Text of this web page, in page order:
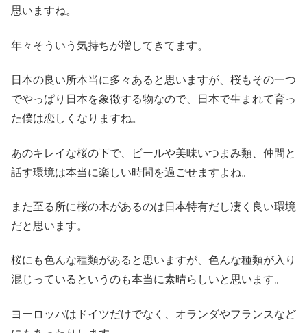
思いますね。
年々そういう気持ちが増してきてます。
日本の良い所本当に多々あると思いますが、桜もその一つ
でやっぱり日本を象徴する物なので、日本で生まれて育っ
た僕は恋しくなりますね。
あのキレイな桜の下で、ビールや美味いつまみ類、仲間と
話す環境は本当に楽しい時間を過ごせますよね。
また至る所に桜の木があるのは日本特有だし凄く良い環境
だと思います。
桜にも色んな種類があると思いますが、色んな種類が入り
混じっているというのも本当に素晴らしいと思います。
ヨーロッパはドイツだけでなく、オランダやフランスなど